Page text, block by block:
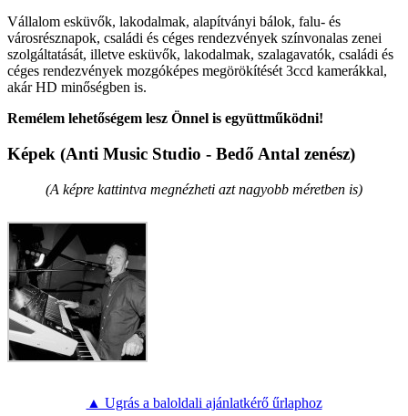
Vállalom esküvők, lakodalmak, alapítványi bálok, falu- és
városrésznapok, családi és céges rendezvények színvonalas zenei
szolgáltatását, illetve esküvők, lakodalmak, szalagavatók, családi és
céges rendezvények mozgóképes megörökítését 3ccd kamerákkal,
akár HD minőségben is.
Remélem lehetőségem lesz Önnel is együttműködni!
Képek (Anti Music Studio - Bedő Antal zenész)
(A képre kattintva megnézheti azt nagyobb méretben is)
▲ Ugrás a baloldali ajánlatkérő űrlaphoz